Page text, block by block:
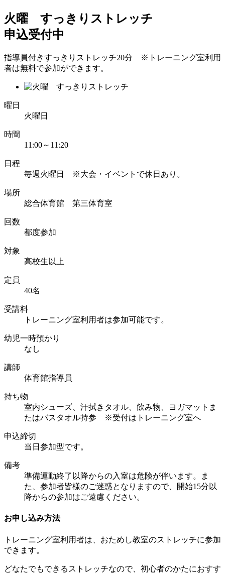
火曜 すっきりストレッチ
申込受付中
指導員付きすっきりストレッチ20分 ※トレーニング室利用
者は無料で参加ができます。
曜日
火曜日
時間
11:00～11:20
日程
毎週火曜日 ※大会・イベントで休日あり。
場所
総合体育館 第三体育室
回数
都度参加
対象
高校生以上
定員
40名
受講料
トレーニング室利用者は参加可能です。
幼児一時預かり
なし
講師
体育館指導員
持ち物
室内シューズ、汗拭きタオル、飲み物、ヨガマットま
たはバスタオル持参 ※受付はトレーニング室へ
申込締切
当日参加型です。
備考
準備運動終了以降からの入室は危険が伴います。ま
た、参加者皆様のご迷惑となりますので、開始15分以
降からの参加はご遠慮ください。
お申し込み方法
トレーニング室利用者は、おためし教室のストレッチに参加
できます。
どなたでもできるストレッチなので、初心者のかたにおすす